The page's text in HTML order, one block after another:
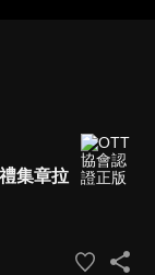
集章拉